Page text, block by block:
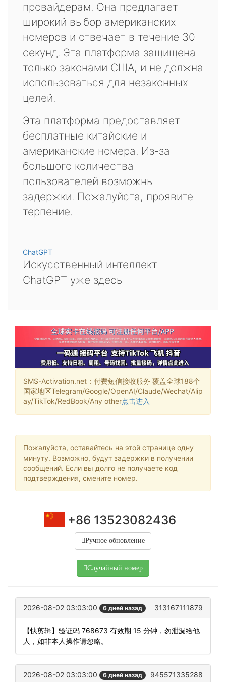
провайдерам. Она предлагает
широкий выбор американских
номеров и отвечает в течение 30
секунд. Эта платформа защищена
только законами США, и не должна
использоваться для незаконных
целей.
Эта платформа предоставляет
бесплатные китайские и
американские номера. Из-за
большого количества
пользователей возможны
задержки. Пожалуйста, проявите
терпение.
ChatGPT
Искусственный интеллект
ChatGPT уже здесь
SMS-Activation.net：付费短信接收服务 覆盖全球188个
国家地区Telegram/Google/OpenAI/Claude/Wechat/Alip
ay/TikTok/RedBook/Any other点击进入
Пожалуйста, оставайтесь на этой странице одну
минуту. Возможно, будут задержки в получении
сообщений. Если вы долго не получаете код
подтверждения, смените номер.
+86 13523082436
Ручное обновление
Случайный номер
2026-08-02 03:03:00 6 дней назад 313167111879
【快剪辑】验证码 768673 有效期 15 分钟，勿泄漏给他
人，如非本人操作请忽略。
2026-08-02 03:03:00 6 дней назад 945571335288